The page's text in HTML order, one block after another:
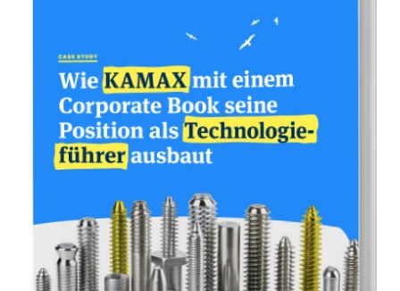
werden an Sie ausgeschüttet und helfen
Ihnen bei der Refinanzierung Ihres
Buchprojekts. Den Ladenpreis legen wir
gemeinsam mit Ihnen fest.